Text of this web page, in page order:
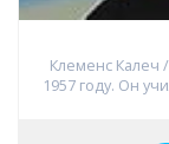
Клеменс Калеч
1957 году. Он